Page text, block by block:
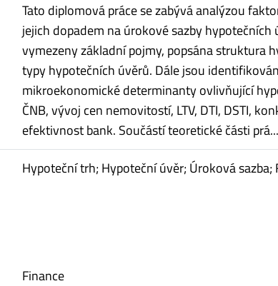
Tato diplomová práce se zabývá analýzou
jejich dopadem na úrokové sazby hypotečních
vymezeny základní pojmy, popsána struktura
typy hypotečních úvěrů. Dále jsou
mikroekonomické determinanty ovlivňující
ČNB, vývoj cen nemovitostí, LTV, DTI, DSTI,
efektivnost bank. Součástí teoretické části prá...
Hypoteční trh; Hypoteční úvěr; Úroková
Finance